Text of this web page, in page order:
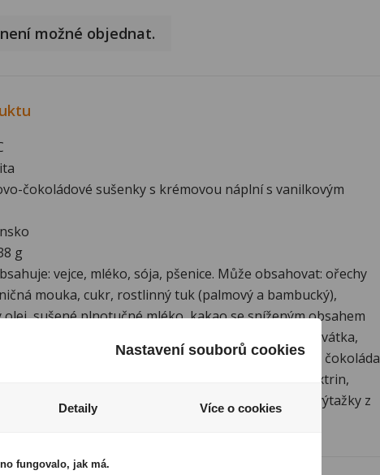
možné objednat.
čokoládové sušenky s krémovou náplní s vanilkovým
g
vejce, mléko, sója, pšenice. Může obsahovat: ořechy
mouka, cukr, rostlinný tuk (palmový a bambucký),
olej, sušené plnotučné mléko, kakao se sníženým obsahem
škrob, laktóza, strouhaný kokos, sušená syrovátka,
sušený vaječný žloutek, glukózo-fruktózový sirup, čokoláda
látky (uhličitany sodné, uhličitany amonné), maltodextrin,
vanilkové), emulgátor (lecitiny), antioxidant (výtažky z
Nastavení souborů cookies
Detaily Více o cookies
fungovalo, jak má.